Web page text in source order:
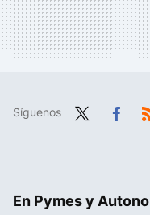
Síguenos
En Pymes y